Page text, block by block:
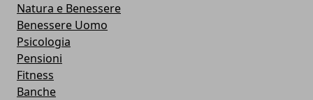
Natura e Benessere
Benessere Uomo
Psicologia
Pensioni
Fitness
Banche